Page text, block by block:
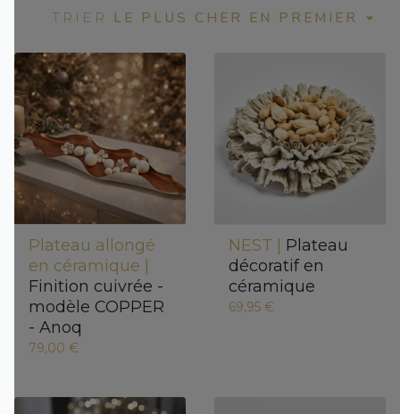
TRIER
LE PLUS CHER EN PREMIER
Plateau allongé
en céramique |
Finition cuivrée -
modèle COPPER
- Anoq
79,00 €
NEST | Plateau
décoratif en
céramique
69,95 €